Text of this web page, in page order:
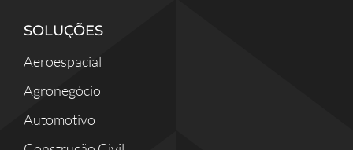
SOLUÇÕES
Aeroespacial
Agronegócio
Automotivo